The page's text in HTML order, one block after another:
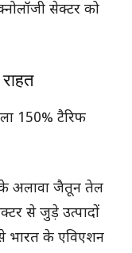
सेक्टर को
150% टैरिफ
अलावा जैतून तेल
से जुड़े उत्पादों
भारत के एविएशन